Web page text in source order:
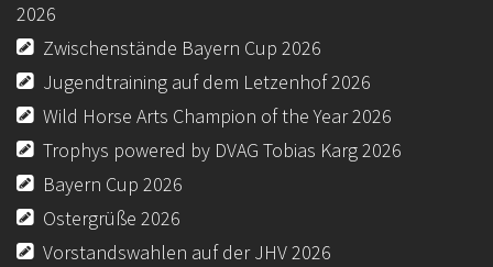
2026
Zwischenstände Bayern Cup 2026
Jugendtraining auf dem Letzenhof 2026
Wild Horse Arts Champion of the Year 2026
Trophys powered by DVAG Tobias Karg 2026
Bayern Cup 2026
Ostergrüße 2026
Vorstandswahlen auf der JHV 2026